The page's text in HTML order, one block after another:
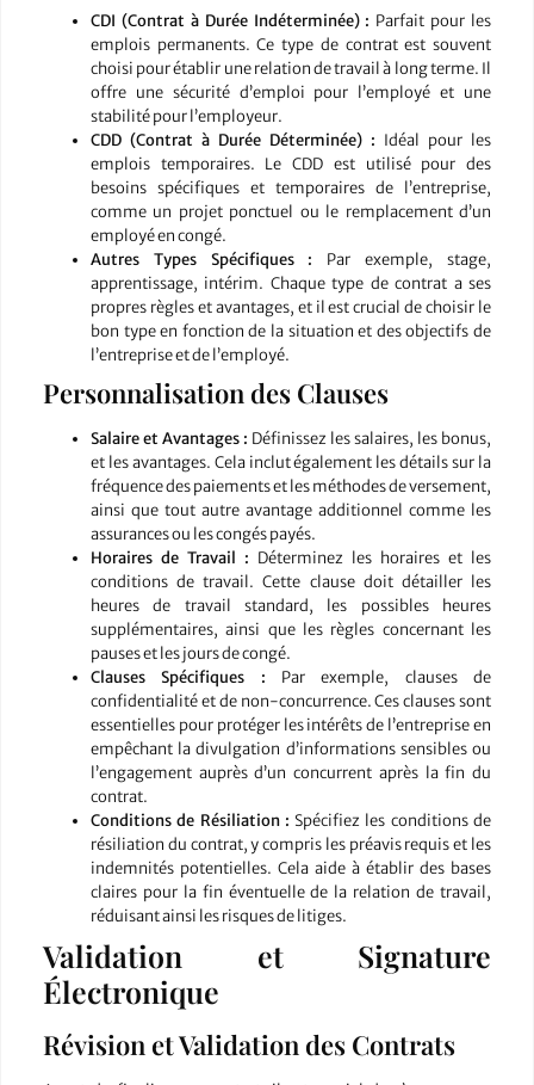
CDI (Contrat à Durée Indéterminée) : Parfait pour les
emplois permanents. Ce type de contrat est souvent
choisi pour établir une relation de travail à long terme. Il
offre une sécurité d’emploi pour l’employé et une
stabilité pour l’employeur.
CDD (Contrat à Durée Déterminée) : Idéal pour les
emplois temporaires. Le CDD est utilisé pour des
besoins spécifiques et temporaires de l’entreprise,
comme un projet ponctuel ou le remplacement d’un
employé en congé.
Autres Types Spécifiques : Par exemple, stage,
apprentissage, intérim. Chaque type de contrat a ses
propres règles et avantages, et il est crucial de choisir le
bon type en fonction de la situation et des objectifs de
l’entreprise et de l’employé.
Personnalisation des Clauses
Salaire et Avantages : Définissez les salaires, les bonus,
et les avantages. Cela inclut également les détails sur la
fréquence des paiements et les méthodes de versement,
ainsi que tout autre avantage additionnel comme les
assurances ou les congés payés.
Horaires de Travail : Déterminez les horaires et les
conditions de travail. Cette clause doit détailler les
heures de travail standard, les possibles heures
supplémentaires, ainsi que les règles concernant les
pauses et les jours de congé.
Clauses Spécifiques : Par exemple, clauses de
confidentialité et de non-concurrence. Ces clauses sont
essentielles pour protéger les intérêts de l’entreprise en
empêchant la divulgation d’informations sensibles ou
l’engagement auprès d’un concurrent après la fin du
contrat.
Conditions de Résiliation : Spécifiez les conditions de
résiliation du contrat, y compris les préavis requis et les
indemnités potentielles. Cela aide à établir des bases
claires pour la fin éventuelle de la relation de travail,
réduisant ainsi les risques de litiges.
Validation et Signature
Électronique
Révision et Validation des Contrats